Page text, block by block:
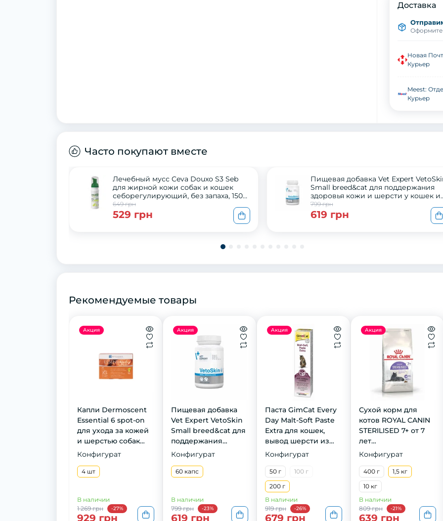
Доставка
Оформите
Новая
Курьер
Meest:
Курьер
Часто покупают вместе
Лечебный мусс Ceva Douxo S3 Seb
для жирной кожи собак и кошек
себорегулирующий, без запаха, 150
мл
649 грн
529 грн
Пищевая добавка Vet Expert
Small breed&cat для поддержания
здоровья кожи и шерсти у кошек и
собак малых пород, 60 капс
799 грн
619 грн
Рекомендуемые товары
Акция
Капли Dermoscent
Essential 6 spot-on
для ухода за кожей
и шерстью собак
миниатюрных и
Конфигурат
4 шт
В наличии
1 269 грн
-27%
929 грн
Акция
Пищевая добавка
Vet Expert VetoSkin
Small breed&cat для
поддержания
здоровья кожи и
собак малых пород,
Конфигурат
60 капс
В наличии
799 грн
-23%
619 грн
Акция
Паста GimCat Every
Day Malt-Soft Paste
Extra для кошек,
вывод шерсти из
желудка, 200 г
Конфигурат
50 г
100 г
200 г
В наличии
919 грн
-26%
679 грн
Акция
Сухой корм для
котов ROYAL CANIN
STERILISED 7+ от 7
лет
стерилизованных,
Конфигурат
400 г
1,5 кг
10 кг
В наличии
809 грн
-21%
639 грн